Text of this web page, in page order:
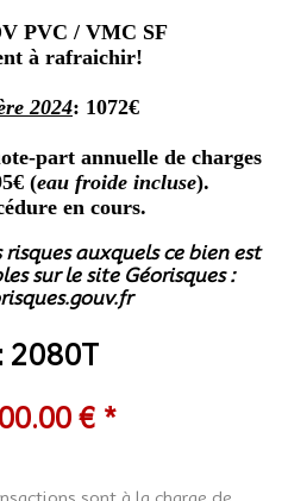
PVC / VMC SF
à rafraichir!
2024: 1072€
part annuelle de charges
(eau froide incluse).
en cours.
auxquels ce bien est
sur le site Géorisques :
2080T
€ *